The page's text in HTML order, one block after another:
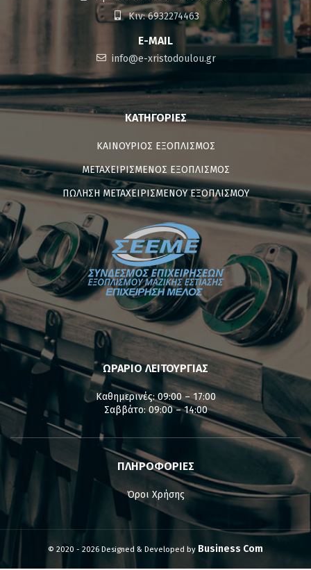
Κιν: 6932274463
E-MAIL
info@e-xristodoulou.gr
ΚΑΤΗΓΟΡΊΕΣ
ΚΑΙΝΟΥΡΙΟΣ ΕΞΟΠΛΙΣΜΟΣ
ΜΕΤΑΧΕΙΡΙΣΜΕΝΟΣ ΕΞΟΠΛΙΣΜΟΣ
ΠΩΛΗΣΗ ΜΕΤΑΧΕΙΡΙΣΜΕΝΟΥ ΕΞΟΠΛΙΣΜΟΥ
ΩΡΑΡΙΟ ΛΕΙΤΟΥΡΓΙΑΣ
Καθημερινές: 09:00 – 17:00
Σαββάτο: 09:00 – 14:00
ΠΛΗΡΟΦΟΡΙΕΣ
Όροι Χρήσης
© 2020 - 2026 Designed & Developed by Business Com